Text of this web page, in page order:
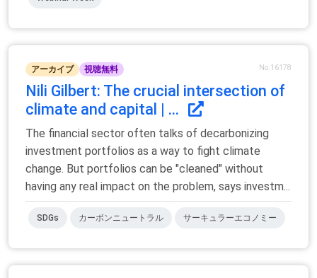
アーカイブ 視聴無料 No.16178
Nili Gilbert: The crucial intersection of
climate and capital | ...
The financial sector often talks of decarbonizing
investment portfolios as a way to fight climate
change. But portfolios can be "cleaned" without
having any real impact on the problem, says investm...
SDGs カーボンニュートラル サーキュラーエコノミー